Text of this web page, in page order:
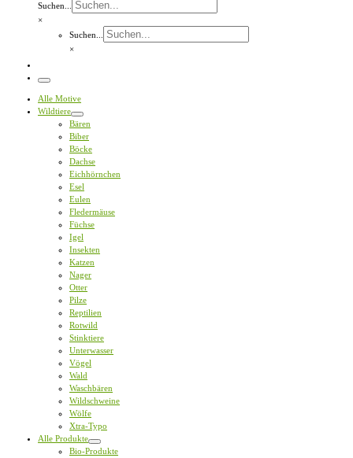
Suchen...
×
Suchen...
×
Menü
Alle Motive
Wildtiere
Bären
Biber
Böcke
Dachse
Eichhörnchen
Esel
Eulen
Fledermäuse
Füchse
Igel
Insekten
Katzen
Nager
Otter
Pilze
Reptilien
Rotwild
Stinktiere
Unterwasser
Vögel
Wald
Waschbären
Wildschweine
Wölfe
Xtra-Typo
Alle Produkte
Bio-Produkte